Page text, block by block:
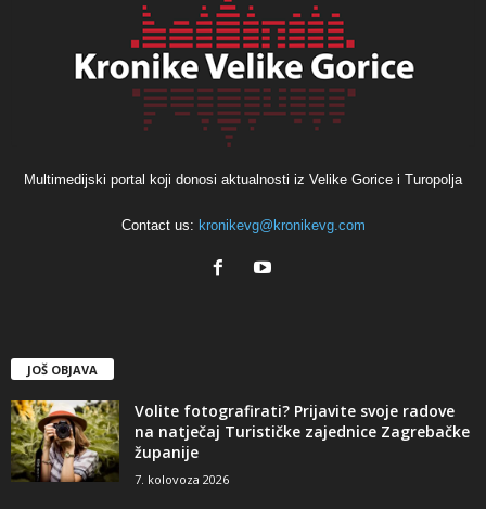
Multimedijski portal koji donosi aktualnosti iz Velike Gorice i Turopolja
Contact us: kronikevg@kronikevg.com
JOŠ OBJAVA
Volite fotografirati? Prijavite svoje radove
na natječaj Turističke zajednice Zagrebačke
županije
7. kolovoza 2026